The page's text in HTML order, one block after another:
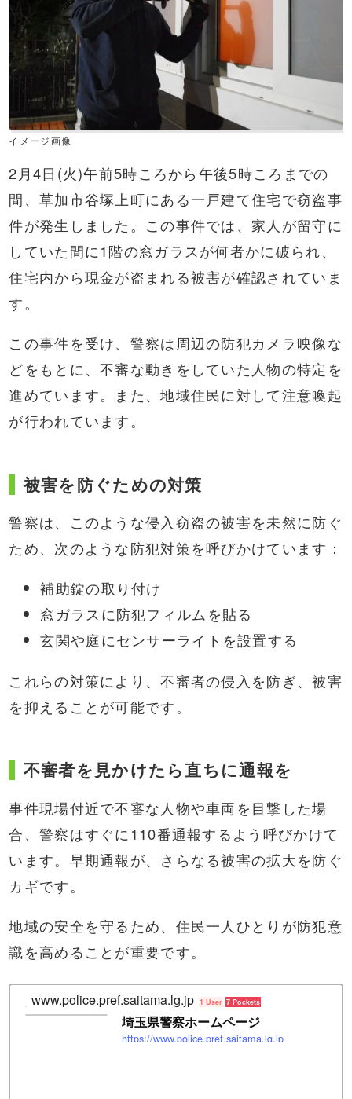
イメージ画像
2月4日(火)午前5時ころから午後5時ころまでの
間、草加市谷塚上町にある一戸建て住宅で窃盗事
件が発生しました。この事件では、家人が留守に
していた間に1階の窓ガラスが何者かに破られ、
住宅内から現金が盗まれる被害が確認されていま
す。
この事件を受け、警察は周辺の防犯カメラ映像な
どをもとに、不審な動きをしていた人物の特定を
進めています。また、地域住民に対して注意喚起
が行われています。
被害を防ぐための対策
警察は、このような侵入窃盗の被害を未然に防ぐ
ため、次のような防犯対策を呼びかけています：
補助錠の取り付け
窓ガラスに防犯フィルムを貼る
玄関や庭にセンサーライトを設置する
これらの対策により、不審者の侵入を防ぎ、被害
を抑えることが可能です。
不審者を見かけたら直ちに通報を
事件現場付近で不審な人物や車両を目撃した場
合、警察はすぐに110番通報するよう呼びかけて
います。早期通報が、さらなる被害の拡大を防ぐ
カギです。
地域の安全を守るため、住民一人ひとりが防犯意
識を高めることが重要です。
www.police.pref.saitama.lg.jp 1 User 7 Pockets
埼玉県警察ホームページ
https://www.police.pref.saitama.lg.jp